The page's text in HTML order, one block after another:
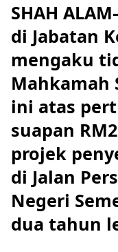
SHAH
di Jabatan
mengaku
Mahkamah
ini atas
suapan
projek
di Jalan
Negeri
dua tahun